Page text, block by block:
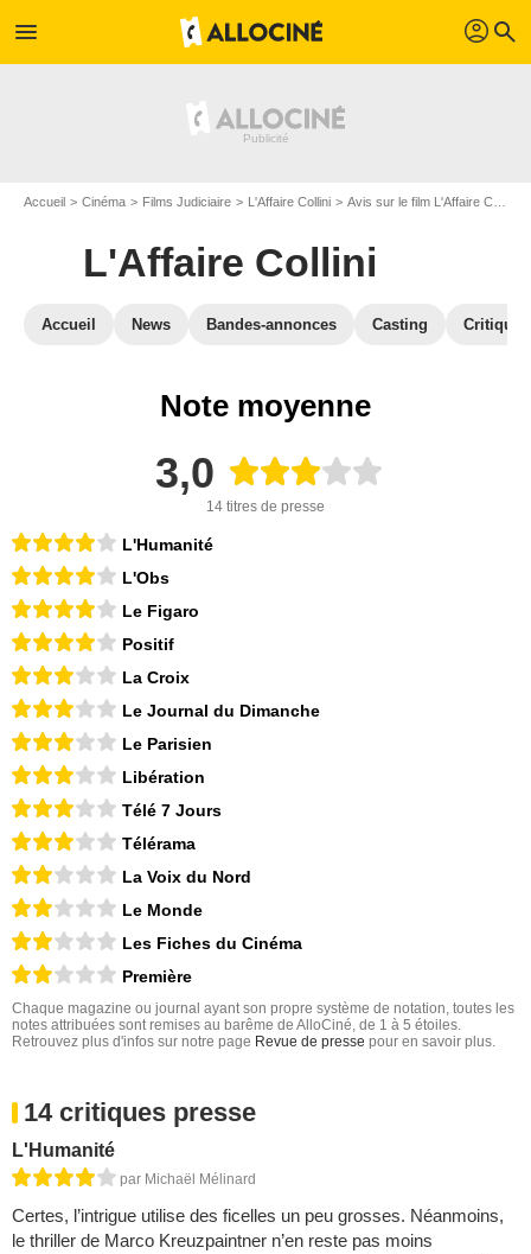
menu profil search
Accueil Cinéma Films Judiciaire L'Affaire Collini Avis sur le film L'Affaire Collini
L'Affaire Collini
Accueil News Bandes-annonces Casting
Note moyenne
3,0
14 titres de presse
L'Humanité
L'Obs
Le Figaro
Positif
La Croix
Le Journal du Dimanche
Le Parisien
Libération
Télé 7 Jours
Télérama
La Voix du Nord
Le Monde
Les Fiches du Cinéma
Première
Chaque magazine ou journal ayant son propre système de notation, toutes les
notes attribuées sont remises au barême de AlloCiné, de 1 à 5 étoiles.
Retrouvez plus d'infos sur notre page Revue de presse pour en savoir plus.
14 critiques presse
L'Humanité
par Michaël Mélinard
Certes, l’intrigue utilise des ficelles un peu grosses. Néanmoins,
le thriller de Marco Kreuzpaintner n’en reste pas moins